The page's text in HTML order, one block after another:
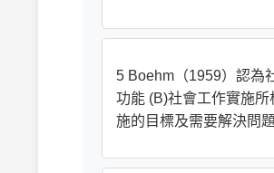
5 Boehm（1959）認為
功能 (B)社會工作實施
施的目標及需要解決問